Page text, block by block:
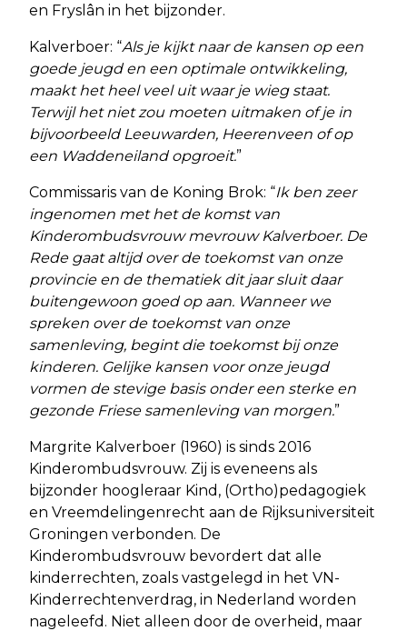
en Fryslân in het bijzonder.
Kalverboer: “Als je kijkt naar de kansen op een
goede jeugd en een optimale ontwikkeling,
maakt het heel veel uit waar je wieg staat.
Terwijl het niet zou moeten uitmaken of je in
bijvoorbeeld Leeuwarden, Heerenveen of op
een Waddeneiland opgroeit.”
Commissaris van de Koning Brok: “Ik ben zeer
ingenomen met het de komst van
Kinderombudsvrouw mevrouw Kalverboer. De
Rede gaat altijd over de toekomst van onze
provincie en de thematiek dit jaar sluit daar
buitengewoon goed op aan. Wanneer we
spreken over de toekomst van onze
samenleving, begint die toekomst bij onze
kinderen. Gelijke kansen voor onze jeugd
vormen de stevige basis onder een sterke en
gezonde Friese samenleving van morgen.”
Margrite Kalverboer (1960) is sinds 2016
Kinderombudsvrouw. Zij is eveneens als
bijzonder hoogleraar Kind, (Ortho)pedagogiek
en Vreemdelingenrecht aan de Rijksuniversiteit
Groningen verbonden. De
Kinderombudsvrouw bevordert dat alle
kinderrechten, zoals vastgelegd in het VN-
Kinderrechtenverdrag, in Nederland worden
nageleefd. Niet alleen door de overheid, maar